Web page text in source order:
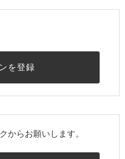
を登録
からお願いします。